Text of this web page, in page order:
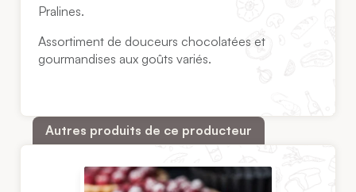
Pralines.
Assortiment de douceurs chocolatées et
gourmandises aux goûts variés.
Autres produits de ce producteur